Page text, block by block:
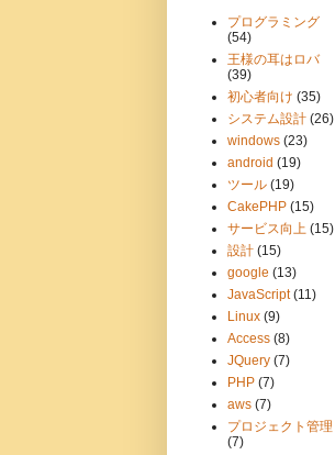
プログラミング
(54)
王様の耳はロバ
(39)
初心者向け (35)
システム設計 (26)
windows (23)
android (19)
ツール (19)
CakePHP (15)
サービス向上 (15)
設計 (15)
google (13)
JavaScript (11)
Linux (9)
Access (8)
JQuery (7)
PHP (7)
aws (7)
プロジェクト管理
(7)